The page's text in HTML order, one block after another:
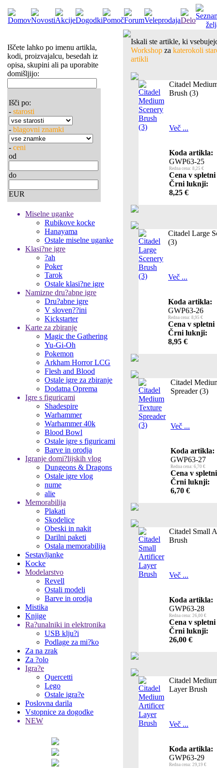
Iščete lahko po imenu artikla,
kodi, proizvajalcu, besedah iz
opisa, skupini ali pa uporabite
domišljijo:
Išči po:
- starosti
- blagovni znamki
- ceni
od
do
EUR
Miselne uganke
Rubikove kocke
Hanayama
Ostale miselne uganke
Klasi?ne igre
?ah
Poker
Tarok
Ostale klasi?ne igre
Namizne dru?abne igre
Dru?abne igre
V sloven??ini
Kickstarter
Karte za zbiranje
Magic the Gathering
Yu-Gi-Oh
Pokemon
Arkham Horror LCG
Flesh and Blood
Ostale igre za zbiranje
Dodatna Oprema
Igre s figuricami
Shadespire
Warhammer
Warhammer 40k
Blood Bowl
Ostale igre s figuricami
Barve in orodja
Igranje domi?lijskih vlog
Dungeons & Dragons
Ostale igre vlog
nume
alie
Memorabilija
Plakati
Skodelice
Obeski in nakit
Darilni paketi
Ostala memorabilija
Sestavljanke
Kocke
Modelarstvo
Revell
Ostali modeli
Barve in orodja
Mistika
Knjige
Ra?unalniki in elektronika
USB klju?i
Podlage za mi?ko
Za na zrak
Za ?olo
Igra?e
Quercetti
Lego
Ostale igra?e
Poslovna darila
Vstopnice za dogodke
NEW
Iskali ste artikle, ki
Workshop za katerokoli
artikli
Citadel
Brush (3)
Več ...
Koda artikla:
GWP63-25
Redna cena: 8,25 €
Cena v spletni
Črni luknji:
8,25 €
Citadel Large
(3)
Več ...
Koda artikla:
GWP63-26
Redna cena: 8,95 €
Cena v spletni
Črni luknji:
8,95 €
Citadel
Spreader (3)
Več ...
Koda artikla:
GWP63-27
Redna cena: 6,70 €
Cena v spletni
Črni luknji:
6,70 €
Citadel Small
Brush
Več ...
Koda artikla:
GWP63-28
Redna cena: 26,00 €
Cena v spletni
Črni luknji:
26,00 €
Citadel
Layer Brush
Več ...
Koda artikla:
GWP63-29
Redna cena: 29,19 €